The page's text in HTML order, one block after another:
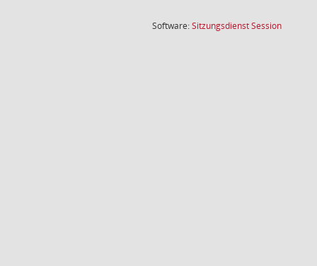
Software:SitzungsdienstSession(Wird in